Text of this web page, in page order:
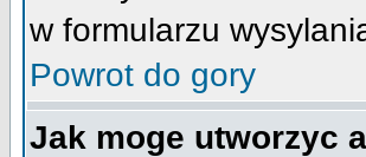
w formularzu
Powrot do gory
Jak moge utworzyc